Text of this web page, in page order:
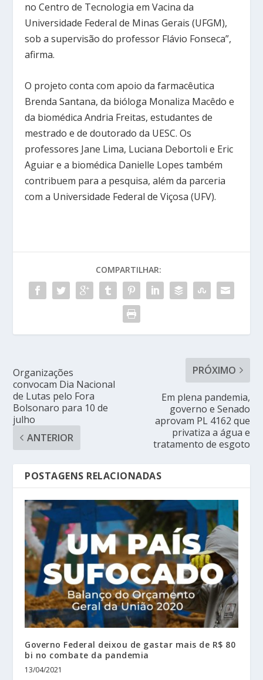
no Centro de Tecnologia em Vacina da
Universidade Federal de Minas Gerais (UFGM),
sob a supervisão do professor Flávio Fonseca”,
afirma.
O projeto conta com apoio da farmacêutica
Brenda Santana, da bióloga Monaliza Macêdo e
da biomédica Andria Freitas, estudantes de
mestrado e de doutorado da UESC. Os
professores Jane Lima, Luciana Debortoli e Eric
Aguiar e a biomédica Danielle Lopes também
contribuem para a pesquisa, além da parceria
com a Universidade Federal de Viçosa (UFV).
COMPARTILHAR:
Organizações
convocam Dia Nacional
de Lutas pelo Fora
Bolsonaro para 10 de
julho
ANTERIOR
PRÓXIMO
Em plena pandemia,
governo e Senado
aprovam PL 4162 que
privatiza a água e
tratamento de esgoto
POSTAGENS RELACIONADAS
Governo Federal deixou de gastar mais de R$ 80
bi no combate da pandemia
13/04/2021